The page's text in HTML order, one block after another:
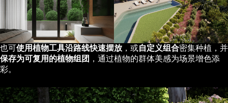
也可使用植物工具沿路线快速摆放 ，或自定义组合密集种植，并
保存为可复用的植物组团 ，通过植物的群体美感为场景增色添
彩。